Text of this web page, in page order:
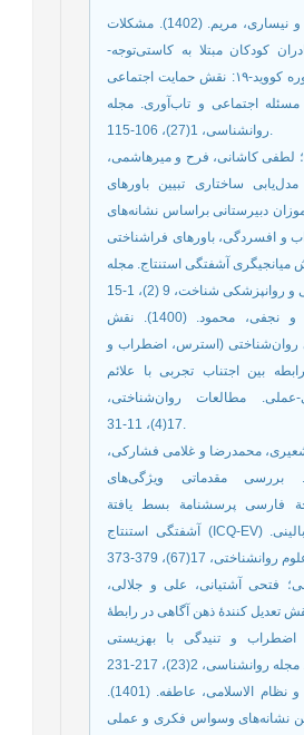
آریاپوران، سعید و نیساری، مریم. (1402). مشکلات
کودکان مبتلا به کاستی‌توجه-
بیش‌فعالی در دوره کووید-۱۹: نقش حمایت اجتماعی
اجتماعی و تاب‌آوری. مجله
روانشناسی، 1(27)، 106-115.
لطفی کاشانی، فرح و میرهاشمی،
(1401). مدل‌یابی ساختاری تبیین باورهای
دبیرستانی براساس نشانه‌های
و افسردگی، باورهای فراشناختی
آشفتگی استنتاج. مجله
عامری، نرجس و نجفی، محمود. (1400). نقش
روان‌شناختی (استرس، اضطراب و
بین اجتناب تجربی با علائم
مطالعات روان‌شناختی،
17(4)، 11-31.
محمدرضا و غلامی فشارکی،
(1397). بررسی مقدماتی ویژگی‌های
فارسی پرسشنامة بسط یافتة
آشفتگی استنتاج (ICQ-EV) در جمعیت غیربالینی.
فتحی آشتیانی، علی و جلالی،
(1398) . نقش تعدیل کنندۀ ذهن آگاهی در رابطۀ
اضطراب و تنیدگی با بهزیستی
گلستانی، مهسا و نظام الاسلامی، عاطفه. (1401).
نشانه‌های وسواس فکری و عملی